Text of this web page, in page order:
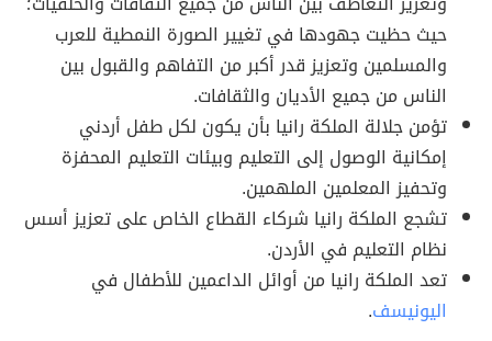
حيث حظيت جهودها في تغيير الصورة النمطية للعرب
والمسلمين وتعزيز قدر أكبر من التفاهم والقبول بين
الناس من جميع الأديان والثقافات.
تؤمن جلالة الملكة رانيا بأن يكون لكل طفل أردني
إمكانية الوصول إلى التعليم وبيئات التعليم المحفزة
وتحفيز المعلمين الملهمين.
تشجع الملكة رانيا شركاء القطاع الخاص على تعزيز أسس
نظام التعليم في الأردن.
تعد الملكة رانيا من أوائل الداعمين للأطفال في
اليونيسف.